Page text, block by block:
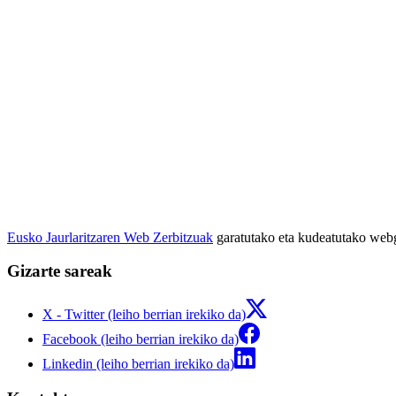
Eusko Jaurlaritzaren Web Zerbitzuak garatutako eta kudeatutako
Gizarte sareak
X - Twitter (leiho berrian irekiko da)
Facebook (leiho berrian irekiko da)
Linkedin (leiho berrian irekiko da)